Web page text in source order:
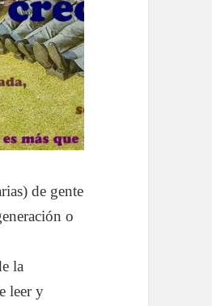
de gente
o
la
leer y